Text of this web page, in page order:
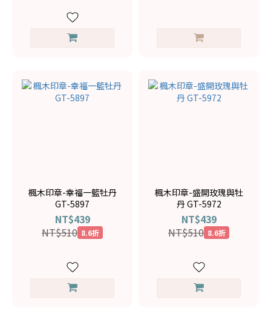
楓木印章-幸福一籃牡丹
GT-5897
NT$439
NT$510 8.6折
楓木印章-盛開玫瑰與牡
丹 GT-5972
NT$439
NT$510 8.6折